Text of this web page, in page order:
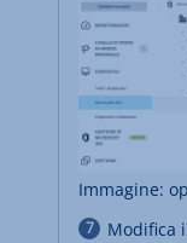
Immagine:
Modifica